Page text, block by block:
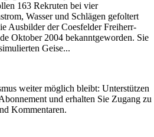
163 Rekruten bei vier
Wasser und Schlägen gefoltert
Ausbilder der Coesfelder Freiherr-
Oktober 2004 bekanntgeworden. Sie
Geise...
weiter möglich bleibt: Unterstützen
und erhalten Sie Zugang zu
Kommentaren.